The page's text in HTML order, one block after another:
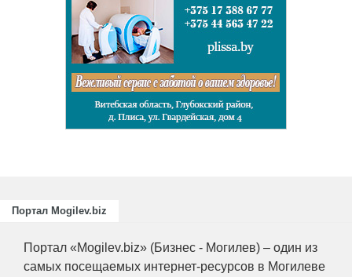
Подготовка, переподготовка и
повышение квалификации специалистов
для пищевых и перерабатывающих
отраслей АПК, а также предприятий
химической промышленности.
Портал Mogilev.biz
Портал «Mogilev.biz» (Бизнес - Могилев) – один из
самых посещаемых интернет-ресурсов в Могилеве